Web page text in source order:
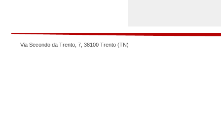
Via Secondo da Trento, 7, 38100 Trento (TN)